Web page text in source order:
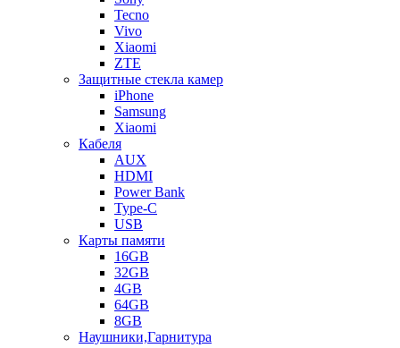
Tecno
Vivo
Xiaomi
ZTE
Защитные стекла камер
iPhone
Samsung
Xiaomi
Кабеля
AUX
HDMI
Power Bank
Type-C
USB
Карты памяти
16GB
32GB
4GB
64GB
8GB
Наушники,Гарнитура